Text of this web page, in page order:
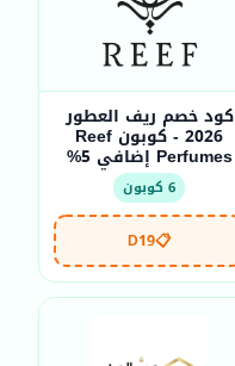
كود خصم ريف العطور
2026 - كوبون Reef
Perfumes إضافي 5%
6 كوبون
📋
D19